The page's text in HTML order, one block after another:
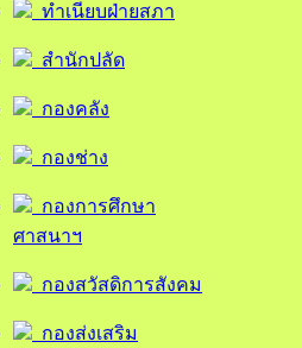
ทำเนียบฝ่ายสภา
สำนักปลัด
กองคลัง
กองช่าง
กองการศึกษา
ศาสนาฯ
กองสวัสดิการสังคม
กองส่งเสริม